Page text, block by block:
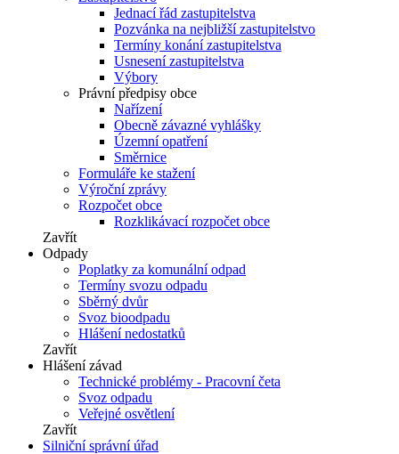
Jednací řád zastupitelstva
Pozvánka na nejbližší zastupitelstvo
Termíny konání zastupitelstva
Usnesení zastupitelstva
Výbory
Právní předpisy obce
Nařízení
Obecně závazné vyhlášky
Územní opatření
Směrnice
Formuláře ke stažení
Výroční zprávy
Rozpočet obce
Rozklikávací rozpočet obce
Zavřít
Odpady
Poplatky za komunální odpad
Termíny svozu odpadu
Sběrný dvůr
Svoz bioodpadu
Hlášení nedostatků
Zavřít
Hlášení závad
Technické problémy - Pracovní četa
Svoz odpadu
Veřejné osvětlení
Zavřít
Silniční správní úřad